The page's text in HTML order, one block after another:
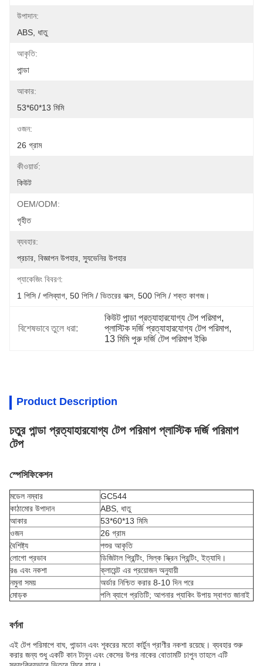
উপাদান:
ABS, ধাতু
আকৃতি:
পান্ডা
আকার:
53*60*13 মিমি
ওজন:
26 গ্রাম
কীওয়ার্ড:
কিউট
OEM/ODM:
গৃহীত
ব্যবহার:
প্রচার, বিজ্ঞাপন উপহার, স্যুভেনির উপহার
প্যাকেজিং বিবরণ:
1 পিসি / পলিব্যাগ, 50 পিসি / ভিতরের বাক্স, 500 পিসি / শক্ত কাগজ।
বিশেষভাবে তুলে ধরা:
কিউট পান্ডা প্রত্যাহারযোগ্য টেপ পরিমাপ,
প্লাস্টিক দর্জি প্রত্যাহারযোগ্য টেপ পরিমাপ,
13 মিমি পুরু দর্জি টেপ পরিমাপ ইঞ্চি
Product Description
চতুর পান্ডা প্রত্যাহারযোগ্য টেপ পরিমাপ প্লাস্টিক দর্জি পরিমাপ
টেপ
স্পেসিফিকেশন
মডেল নম্বার
GC544
কাঠামোর উপাদান
ABS, ধাতু
আকার
53*60*13 মিমি
ওজন
26 গ্রাম
বৈশিষ্ট্য
পশুর আকৃতি
লোগো প্রভাব
ডিজিটাল প্রিন্টিং, সিল্ক স্ক্রিন প্রিন্টিং, ইত্যাদি।
রঙ এবং নকশা
ক্লায়েন্ট এর প্রয়োজন অনুযায়ী
নমুনা সময়
অর্ডার নিশ্চিত করার 8-10 দিন পরে
মোড়ক
পলি ব্যাগে প্রতিটি; আপনার প্যাকিং উপায় স্বাগত জানাই
বর্ণনা
এই টেপ পরিমাপে বাঘ, পান্ডান এবং শূকরের মতো কার্টুন প্রাণীর নকশা রয়েছে। ব্যবহার শুরু
করার জন্য শুধু একটি কান টানুন এবং কেসের উপর নাকের বোতামটি চাপুন তাহলে এটি